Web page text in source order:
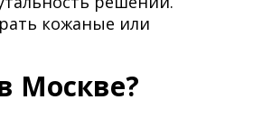
кожаные или
Москве?